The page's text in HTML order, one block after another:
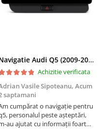
Navigatie Audi Q5 (2009-2017), Linux OS & OEM, MMI 3G, CarPlay & Android Auto Wireless, MirrorLink, Camera AHD, 12.3 Inch - AD-BGAALNXH+AD-BGRKITQ5002
Achizitie verificata
Vasile Sipoteanu, Acum
saptamani
cumpărat o navigație pentru
personalul peste așteptări,
au ajutat cu informații foarte